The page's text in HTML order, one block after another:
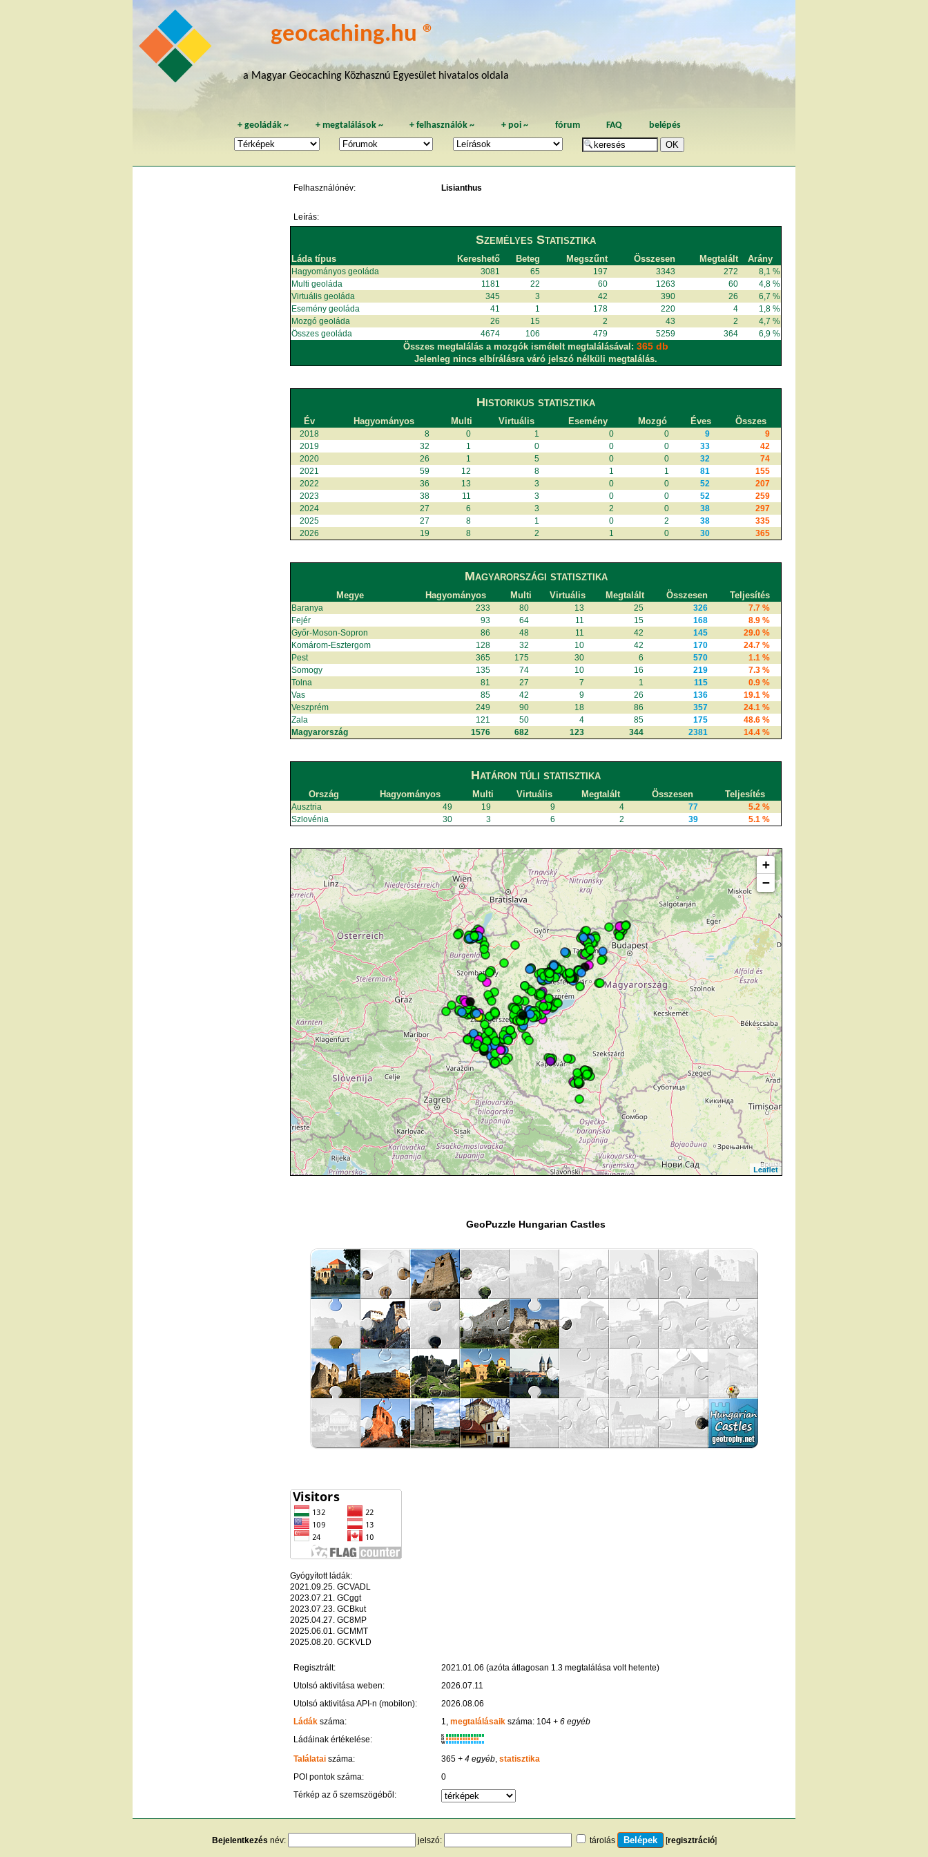
geocaching.hu ®
a Magyar Geocaching Közhasznú Egyesület hivatalos oldala
+geoládák ~ + megtalálások~ +felhasználók ~ + poi~ fórum FAQ belépés
Felhasználónév: Lisianthus
Leírás:
Személyes Statisztika
Láda típus Kereshető Beteg Megszűnt Összesen Megtalált Arány
Hagyományos geoláda 3081 65 197 3343 272
8,1 %
Multi geoláda
1181 22 60 1263 60
4,8 %
Virtuális geoláda
345 3 42 390 26
6,7 %
Esemény geoláda
41 1 178 220 4
1,8 %
Mozgó geoláda
26 15 2 43 2
4,7 %
Összes geoláda
4674 106 479 5259 364 6,9 %
Összes megtalálás a mozgók ismételt megtalálásával:365 db
Jelenleg nincs elbírálásra váró jelszó nélküli megtalálás.
Historikus statisztika
Év Hagyományos Multi Virtuális Esemény Mozgó Éves Összes
2018 8 0 1 0 0 9
9
2019
32 1 0 0 0 33
42
2020
26 1 5 0 0 32
74
2021
59 12 8 1 1 81
155
2022
36 13 3 0 0 52
207
2023
38 11 3 0 0 52
259
2024
27 6 3 2 0 38
297
2025
27 8 1 0 2 38
335
2026
19 8 2 1 0 30 365
Magyarországi statisztika
Megye Hagyományos Multi Virtuális Megtalált Összesen Teljesítés
Baranya 233 80 13 25 326
7.7 %
Fejér
93 64 11 15 168
8.9 %
Győr-Moson-Sopron
86 48 11 42 145
29.0 %
Komárom-Esztergom
128 32 10 42 170
24.7 %
Pest
365 175 30 6 570
1.1 %
Somogy
135 74 10 16 219
7.3 %
Tolna
81 27 7 1 115
0.9 %
Vas
85 42 9 26 136
19.1 %
Veszprém
249 90 18 86 357
24.1 %
Zala
121 50 4 85 175
48.6 %
Magyarország
1576 682 123 344 2381 14.4 %
Határon túli statisztika
Ország Hagyományos Multi Virtuális Megtalált Összesen Teljesítés
Ausztria 49 19 9 4 77
5.2 %
Szlovénia
30 3 6 2 39 5.1 %
+
−
Leaflet
GeoPuzzle Hungarian Castles
Gyógyított ládák:
2021.09.25. GCVADL
2023.07.21. GCggt
2023.07.23. GCBkut
2025.04.27. GC8MP
2025.06.01. GCMMT
2025.08.20. GCKVLD
Regisztrált:
2021.01.06 (azóta átlagosan 1.3 megtalálása volt hetente)
Utolsó aktivitása weben:
2026.07.11
Utolsó aktivitása API-n (mobilon):
2026.08.06
Ládák száma: 1, megtalálásaikszáma: 104+ 6 egyéb
Ládáinak értékelése:
K
R
W
Találatai száma: 365+ 4 egyéb, statisztika
POI pontok száma:
0
Térkép az ő szemszögéből:
Bejelentkezés név: jelszó: tárolás [regisztráció]